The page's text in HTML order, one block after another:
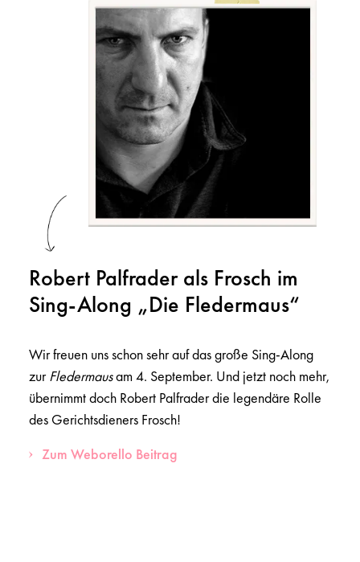
Robert Palfrader als Frosch im
Sing-Along „Die Fledermaus“
Wir freuen uns schon sehr auf das große Sing-Along
zurFledermausam 4. September. Und jetzt noch mehr,
übernimmt doch Robert Palfrader die legendäre Rolle
des Gerichtsdieners Frosch!
Zum Weborello Beitrag